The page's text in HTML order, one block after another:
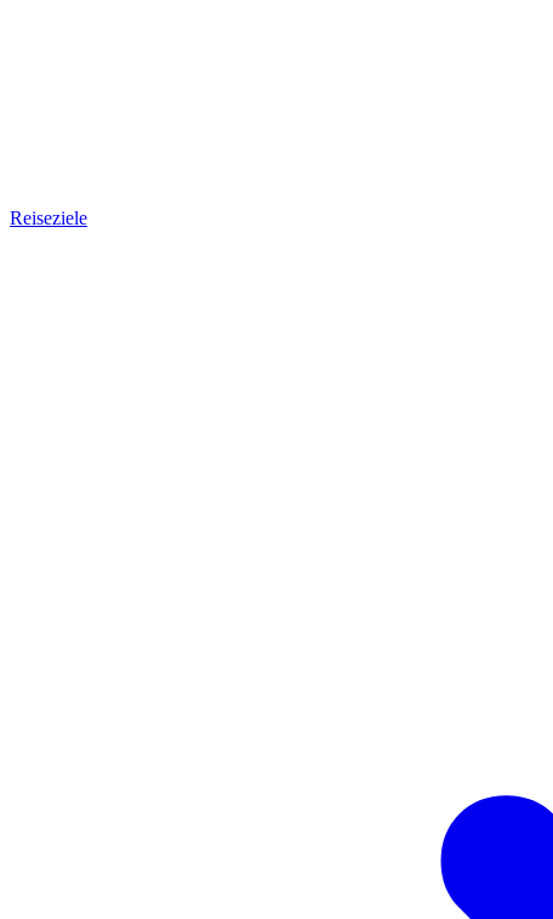
Reiseziele